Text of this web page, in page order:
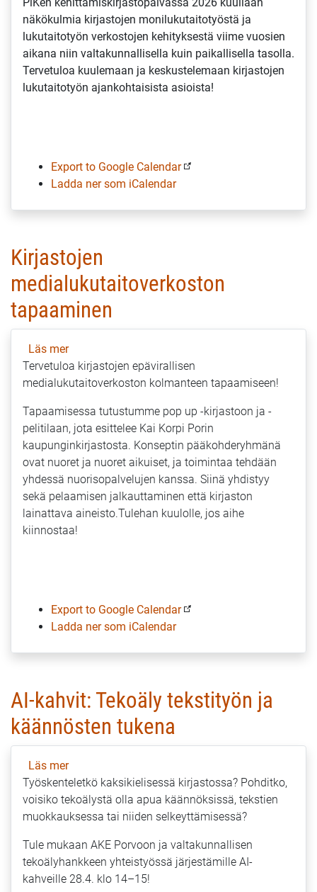
kirkastuspäivä
näkökulmia kirjastojen monilukutaitotyöstä ja
lukutaitotyön verkostojen kehityksestä viime vuosien
aikana niin valtakunnallisella kuin paikallisella tasolla.
Tervetuloa kuulemaan ja keskustelemaan kirjastojen
lukutaitotyön ajankohtaisista asioista!
Export to Google Calendar
Ladda ner som iCalendar
Kirjastojen
medialukutaitoverkoston
tapaaminen
Läs merom
Kirjastojen
medialukutaitoverkoston
Tervetuloa kirjastojen epävirallisen
medialukutaitoverkoston kolmanteen tapaamiseen!
Tapaamisessa tutustumme pop up -kirjastoon ja -
pelitilaan, jota esittelee Kai Korpi Porin
kaupunginkirjastosta. Konseptin pääkohderyhmänä
ovat nuoret ja nuoret aikuiset, ja toimintaa tehdään
yhdessä nuorisopalvelujen kanssa. Siinä yhdistyy
sekä pelaamisen jalkauttaminen että kirjaston
lainattava aineisto.Tulehan kuulolle, jos aihe
kiinnostaa!
Export to Google Calendar
Ladda ner som iCalendar
AI-kahvit: Tekoäly tekstityön ja
käännösten tukena
Läs merom
AI-
kahvit:
Tekoäly
ja
käännösten
tukena
Työskenteletkö kaksikielisessä kirjastossa? Pohditko,
voisiko tekoälystä olla apua käännöksissä, tekstien
muokkauksessa tai niiden selkeyttämisessä?
Tule mukaan AKE Porvoon ja valtakunnallisen
tekoälyhankkeen yhteistyössä järjestämille AI-
kahveille 28.4. klo 14–15!